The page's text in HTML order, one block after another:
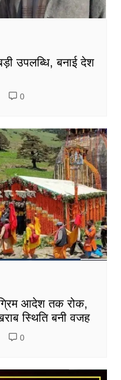
उपलब्धि, बनाई देश
0
आदेश तक रोक,
स्थिति बनी वजह
0